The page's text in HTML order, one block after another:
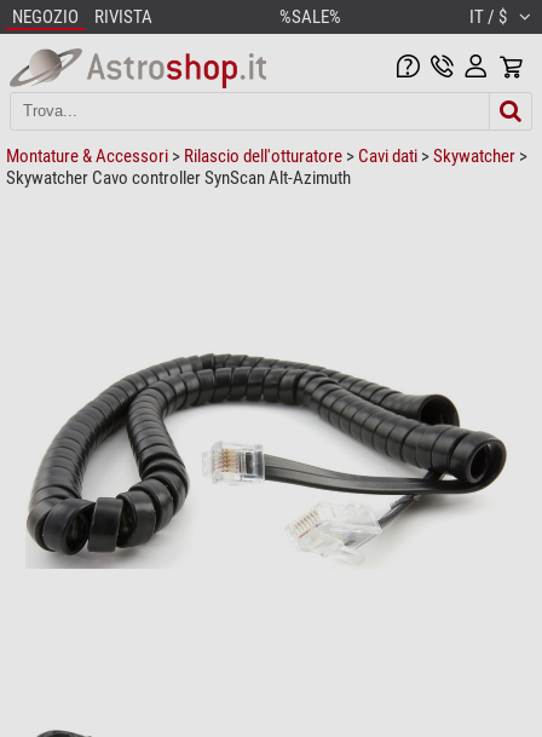
NEGOZIO RIVISTA %SALE% IT / $
Montature & Accessori > Rilascio dell'otturatore > Cavi dati >Skywatcher >
Skywatcher Cavo controller SynScan Alt-Azimuth